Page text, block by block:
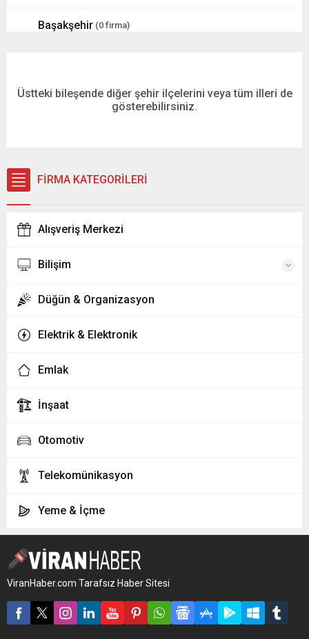
Başakşehir (0 firma)
Beşiktaş (0 firma)
Büyükçekmece (0 firma)
Çatalca
Çekmeköy (0 firma)
Esenler (0 firma)
Esenyurt
Eyüpsultan
Fatih (0 firma)
Gaziosmanpaşa (0 firma)
Güngören (0 firma)
Kadıköy (0 firma)
Kartal (0 firma)
Küçükçekmece (0 firma)
Üstteki bileşende diğer şehir ilçelerini veya tüm illeri de
gösterebilirsiniz.
FİRMA KATEGORİLERİ
Alışveriş Merkezi
Bilişim
Düğün & Organizasyon
Elektrik & Elektronik
Emlak
İnşaat
Otomotiv
Telekomünikasyon
Yeme & İçme
ViranHaber.com Tarafsız Haber Sitesi